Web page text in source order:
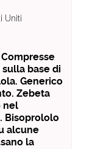
Uniti
base di
Generico
Zebeta
nel
Bisoprololo
alcune
la